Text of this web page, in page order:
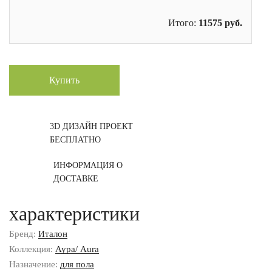
Итого: 11575 руб.
Купить
3D ДИЗАЙН ПРОЕКТ
БЕСПЛАТНО
ИНФОРМАЦИЯ О
ДОСТАВКЕ
характеристики
Бренд: Италон
Коллекция: Аура/ Aura
Назначение: для пола